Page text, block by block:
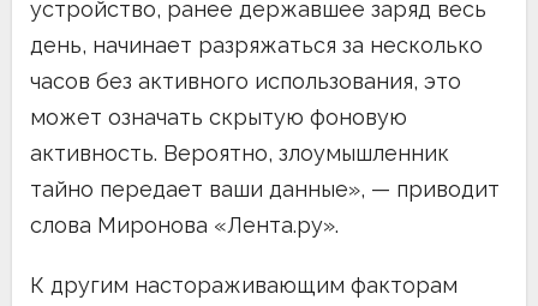
устройство, ранее державшее заряд весь
день, начинает разряжаться за несколько
часов без активного использования, это
может означать скрытую фоновую
активность. Вероятно, злоумышленник
тайно передает ваши данные», — приводит
слова Миронова «Лента.ру».
К другим настораживающим факторам